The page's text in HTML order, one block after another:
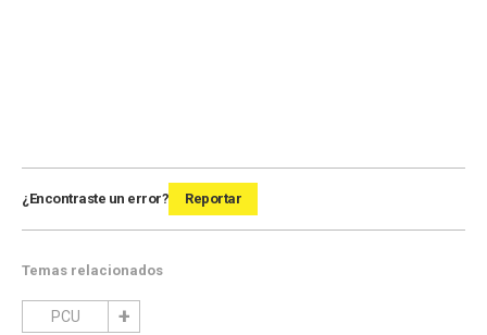
¿Encontraste un error? Reportar
Temas relacionados
PCU